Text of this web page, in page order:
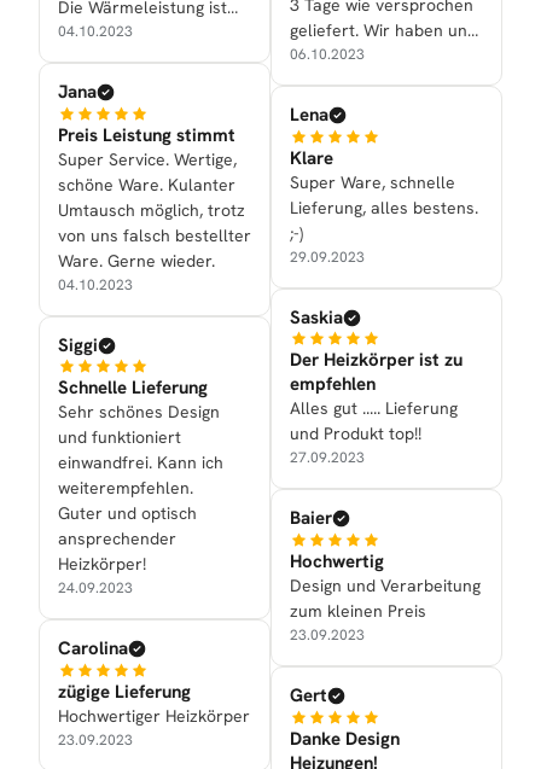
Die Wärmeleistung ist
ebenfalls gut.
04.10.2023
Jana
Preis Leistung stimmt
Super Service. Wertige,
schöne Ware. Kulanter
Umtausch möglich, trotz
von uns falsch bestellter
Ware. Gerne wieder.
04.10.2023
Siggi
Schnelle Lieferung
Sehr schönes Design
und funktioniert
einwandfrei. Kann ich
weiterempfehlen.
Guter und optisch
ansprechender
Heizkörper!
24.09.2023
Carolina
zügige Lieferung
Hochwertiger Heizkörper
23.09.2023
3 Tage wie versprochen
geliefert. Wir haben uns
für den Alrona in
Anthrazit entschieden.
Super schönes Design
und heizt auch gut!
06.10.2023
Lena
Klare
Super Ware, schnelle
Lieferung, alles bestens.
;-)
29.09.2023
Saskia
Der Heizkörper ist zu
empfehlen
Alles gut ..... Lieferung
und Produkt top!!
27.09.2023
Baier
Hochwertig
Design und Verarbeitung
zum kleinen Preis
23.09.2023
Gert
Danke Design
Heizungen!